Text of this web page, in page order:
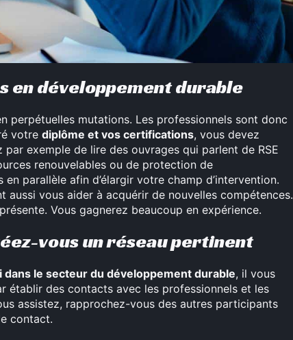
en développement durable
perpétuelles mutations. Les professionnels sont donc
votre diplôme et vos certifications, vous devez
exemple de lire des ouvrages qui parlent de RSE
renouvelables ou de protection de
parallèle afin d’élargir votre champ d’intervention.
aussi vous aider à acquérir de nouvelles compétences.
Vous gagnerez beaucoup en expérience.
vous un réseau pertinent
dans le secteur du développement durable, il vous
établir des contacts avec les professionnels et les
assistez, rapprochez-vous des autres participants
contact.